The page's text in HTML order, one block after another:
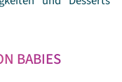
BABIES